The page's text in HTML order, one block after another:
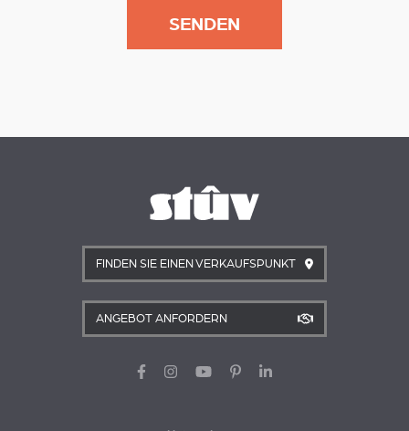
FINDEN SIE EINEN VERKAUFSPUNKT
ANGEBOT ANFORDERN